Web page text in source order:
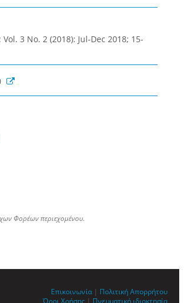
3 No. 2 (2018): Jul-Dec 2018; 15-
Φορέων περιεχομένου.
Επικοινωνία | Πολιτική Απορρήτου
Όροι Χρήσης | Πνευματική ιδιοκτησία